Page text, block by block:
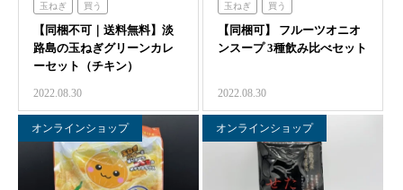
玉ねぎ 買う
【同梱不可｜送料無料】淡
路島の玉ねぎグリーンカレ
ーセット（チキン）
2022.08.30
玉ねぎ 買う
【同梱可】 フルーツオニオ
ンスープ 3種飲み比べセット
2022.08.30
オンラインショップ オンラインショップ